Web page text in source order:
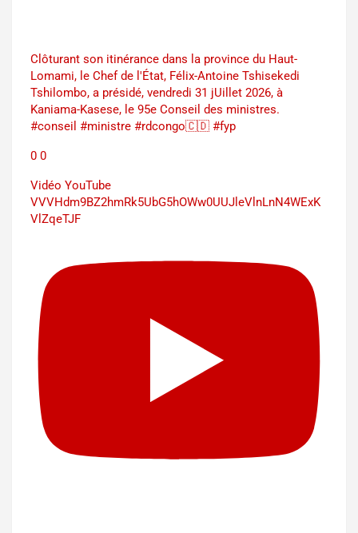
Clôturant son itinérance dans la province du Haut-
Lomami, le Chef de l'État, Félix-Antoine Tshisekedi
Tshilombo, a présidé, vendredi 31 jUillet 2026, à
Kaniama-Kasese, le 95e Conseil des ministres.
#conseil #ministre #rdcongo🇨🇩 #fyp
0 0
Vidéo YouTube
VVVHdm9BZ2hmRk5UbG5hOWw0UUJleVlnLnN4WExK
VlZqeTJF